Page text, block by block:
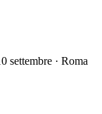
settembre · Roma